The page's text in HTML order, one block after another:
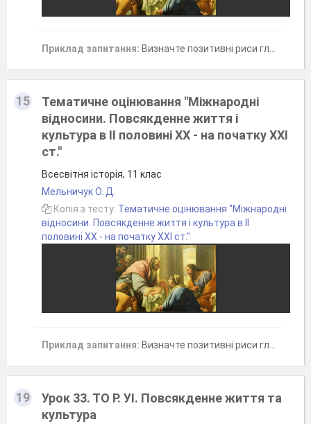
Приклад запитання: Визначте позитивні риси глобалізаціі (чотири відповіді)
15
Тематичне оцінювання "Міжнародні
відносини. Повсякденне життя і
культура в ІІ половині ХХ - на початку ХХІ
ст."
Всесвітня історія, 11 клас
Мельничук О. Д.
Копія з тесту: Тематичне оцінювання "Міжнародні
відносини. Повсякденне життя і культура в ІІ
половині ХХ - на початку ХХІ ст."
Приклад запитання: Визначте позитивні риси глобалізаціі (чотири відповіді)
19
Урок 33. ТО Р. УІ. Повсякденне життя та
культура